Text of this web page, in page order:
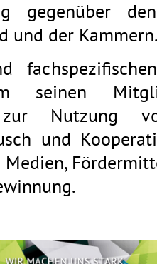
gegenüber
und der
seinen
zur Nutzung
und